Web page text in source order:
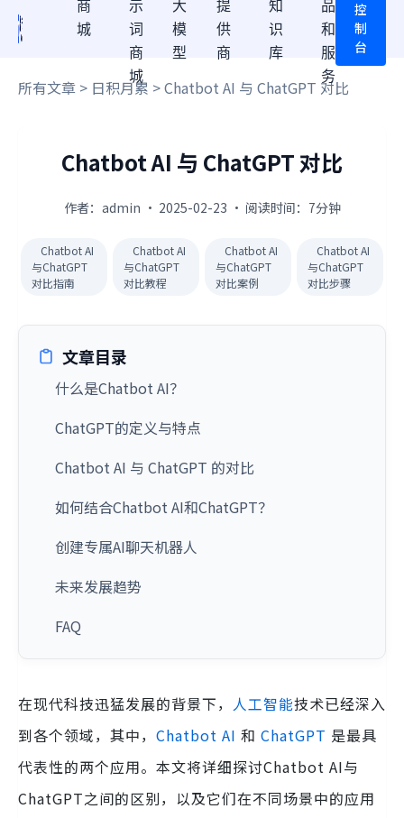
商
城
示
词
商
城
大
模
型
提
供
商
知
识
库
品
和
服
务
控
制
台
所有文章 > 日积月累 > Chatbot AI 与 ChatGPT 对比
Chatbot AI 与 ChatGPT 对比
作者：admin · 2025-02-23 · 阅读时间：7分钟
Chatbot AI
与ChatGPT
对比指南
Chatbot AI
与ChatGPT
对比教程
Chatbot AI
与ChatGPT
对比案例
Chatbot AI
与ChatGPT
对比步骤
文章目录
什么是Chatbot AI？
ChatGPT的定义与特点
Chatbot AI 与 ChatGPT 的对比
如何结合Chatbot AI和ChatGPT？
创建专属AI聊天机器人
未来发展趋势
FAQ
在现代科技迅猛发展的背景下， 人工智能技术已经深入
到各个领域，其中， Chatbot AI 和 ChatGPT 是最具
代表性的两个应用。本文将详细探讨Chatbot AI与
ChatGPT之间的区别，以及它们在不同场景中的应用